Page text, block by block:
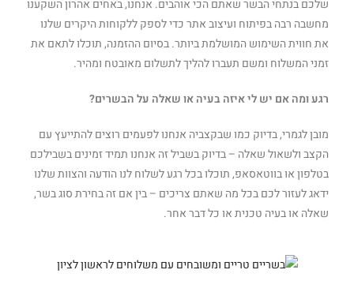
שלכם בנתחי הבשר שאתם הכי אוהבים. אנחנו, באחים אהרון השקענו
מחשבה רבה בפיתוח ועיצוב אתר כדי לספק ללקוחות היקרים שלנו
את חווית השימוש המושלמת ביותר. בסיום ההזמנה, תוכלו לתאם את
זמני המשלוח ומשם תעברו להליך לתשלום מאובטח ומהיר.
רגע ומה אם יש לי איזה בעיה או שאלה על הבשרים?
מובן לגמרי, בדיוק כמו שבקצביה אנחנו לפעמים רוצים להתייעץ עם
הקצב ולשאול שאלה – בדיוק בשביל זה אנחנו תמיד זמינים בשבילכם
בטלפון או בווטאסאפ, תוכלו בכל רגע לשלוח לנו הודעה והצוות שלנו
ידאג לעזור לכם בכל מה שאתם צריכים – בין אם זה בחירת סוג בשר,
שאלה או בעיה טכנית או כל דבר אחר.